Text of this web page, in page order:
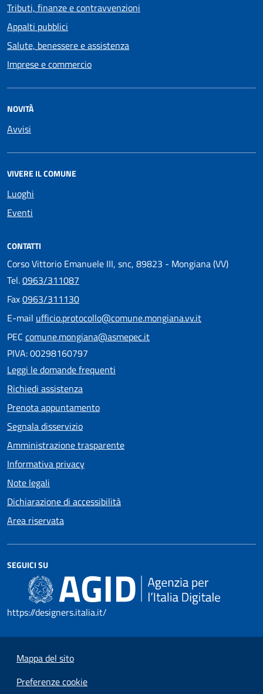
Tributi, finanze e contravvenzioni
Appalti pubblici
Salute, benessere e assistenza
Imprese e commercio
NOVITÀ
Avvisi
VIVERE IL COMUNE
Luoghi
Eventi
CONTATTI
Corso Vittorio Emanuele III, snc, 89823 - Mongiana (VV)
Tel.0963/311087
Fax0963/311130
E-mail ufficio.protocollo@comune.mongiana.vv.it
PEC comune.mongiana@asmepec.it
PIVA: 00298160797
Leggi le domande frequenti
Richiedi assistenza
Prenota appuntamento
Segnala disservizio
Amministrazione trasparente
Informativa privacy
Note legali
Dichiarazione di accessibilità
Area riservata
SEGUICI SU
https://designers.italia.it/
Mappa del sito
Preferenze cookie